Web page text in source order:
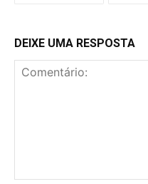
DEIXE UMA RESPOSTA